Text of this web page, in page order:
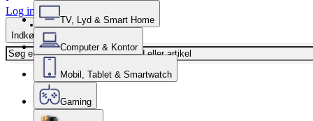
Log ind
Indkøbskurv
TV, Lyd & Smart Home
Computer & Kontor
Mobil, Tablet & Smartwatch
Gaming